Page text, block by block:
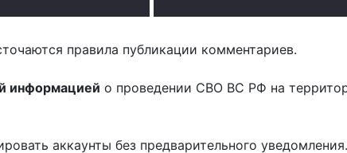
правила публикации комментариев.
информацией о проведении СВО ВС РФ на
аккаунты без предварительного уведомления.